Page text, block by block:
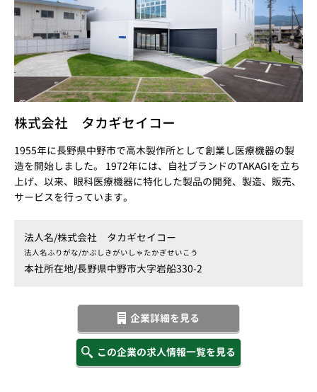
株式会社 タカギセイコー
1955年に長野県中野市で高木製作所として創業し医療機器の製
造を開始しました。 1972年には、自社ブランドのTAKAGIを立ち
上げ、以来、眼科医療機器に特化した製品の開発、製造、販売、
サービスを行っています。
法人名/株式会社 タカギセイコー
法人名ふりがな/かぶしきがいしゃたかぎせいこう
本社所在地/長野県中野市大字岩船330-2
企業詳細を見る
この企業の求人情報一覧を見る